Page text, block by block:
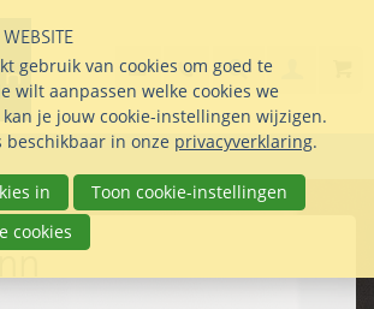
info@seltmann-
Stel uw vraag
085 76 07 000
Search
gebruik van cookies om goed te
wilt aanpassen welke cookies we
je jouw cookie-instellingen wijzigen.
in onze privacyverklaring.
in
Toon cookie-instellingen
cookies